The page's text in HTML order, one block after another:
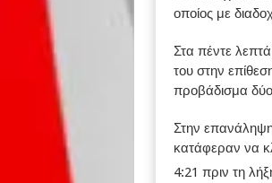
οποίος με
Στα πέντε
του στην
προβάδισμα
Στην
κατάφεραν να
4:21 πριν τη